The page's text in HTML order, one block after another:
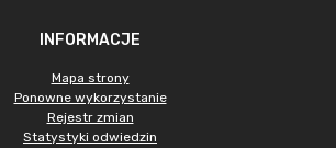
INFORMACJE
Mapa strony
Ponowne wykorzystanie
Rejestr zmian
Statystyki odwiedzin